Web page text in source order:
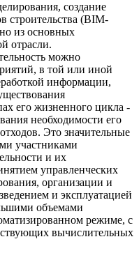
создание
строительства (BIM-
из основных
отрасли.
можно
в той или иной
информации,
его жизненного цикла -
необходимости его
Это значительные
участниками
и их
управленческих
организации и
и эксплуатацией
объемами
режиме, с
вычислительных